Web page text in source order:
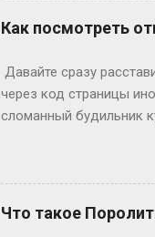
второй – уже с опытом,
стандартная
будущие врачи,
Как посмотреть
Давайте сразу
через код страницы
сломанный будильник
страницы
ключевое «однако»,
инспектор. Где же
Раньше, в эпоху
Что такое